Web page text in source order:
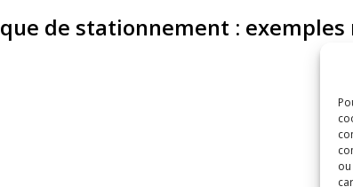
de stationnement : exemples